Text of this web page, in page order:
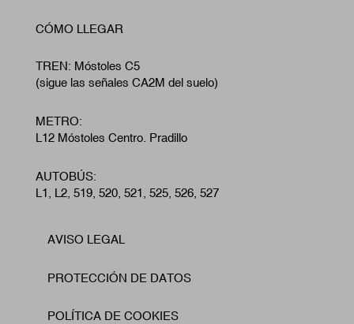
CÓMO LLEGAR
TREN: Móstoles C5
(sigue las señales CA2M del suelo)
METRO:
L12 Móstoles Centro. Pradillo
AUTOBÚS:
L1, L2, 519, 520, 521, 525, 526, 527
Footer
AVISO LEGAL
PROTECCIÓN DE DATOS
POLÍTICA DE COOKIES